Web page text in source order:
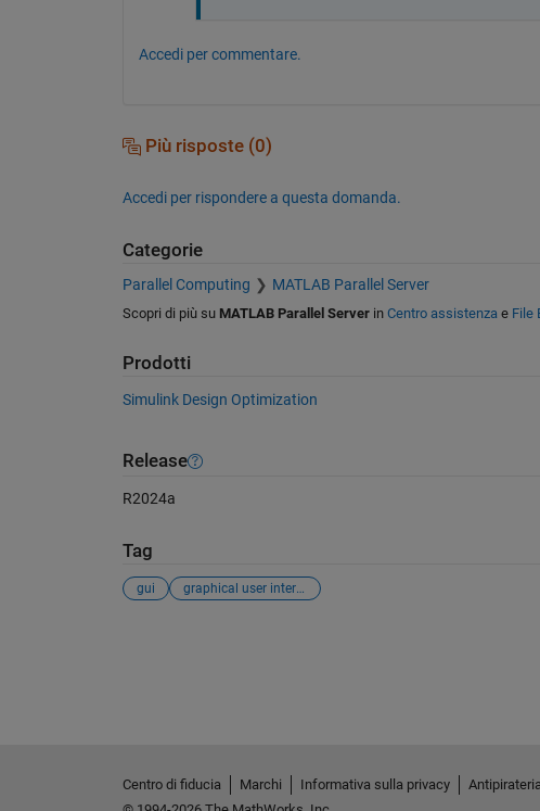
Accedi per commentare.
Più risposte (0)
Accedi per rispondere a questa domanda.
Categorie
Parallel Computing MATLAB Parallel Server
Scopri di più su MATLAB Parallel Serverin Centro assistenzae File
Prodotti
Simulink Design Optimization
Release
R2024a
Tag
gui graphical user interface
Centro di fiducia Marchi Informativa sulla privacy Antipirateria